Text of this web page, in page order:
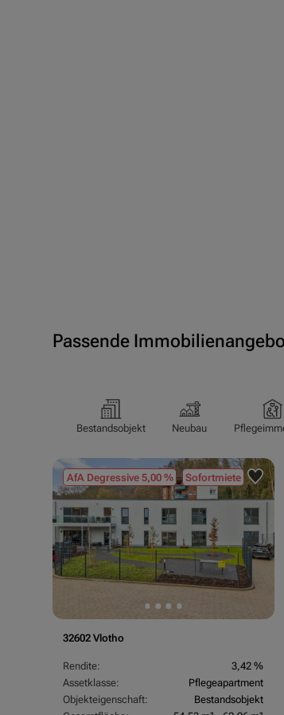
Passende
Bestandsobjekt Neubau
AfA Degressive 5,00 % Sofortmiete
32602 Vlotho
Rendite:
3,42 %
Assetklasse:
Pflegeapartment
Objekteigenschaft:
Bestandsobjekt